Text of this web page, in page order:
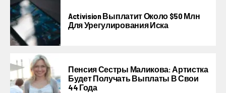
Activision Выплатит Около $50 Млн
Для Урегулирования Иска
Пенсия Сестры Маликова: Артистка
Будет Получать Выплаты В Свои
44 Года